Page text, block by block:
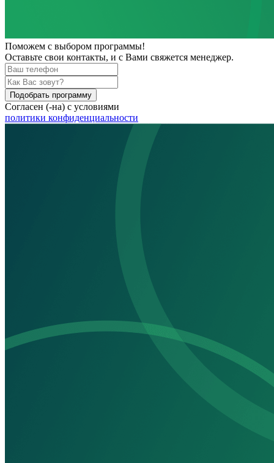
Поможем с выбором программы!
Оставьте свои контакты, и с Вами свяжется менеджер.
Подобрать программу
Согласен (-на) с условиями
политики конфиденциальности